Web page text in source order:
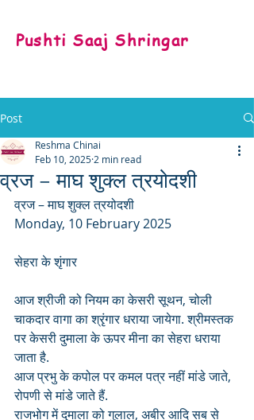
Pushti Saaj Shringar
Post
व्रज – माघ शुक्ल त्रयोदशी
Reshma Chinai
Feb 10, 2025 2 min read
व्रज – माघ शुक्ल त्रयोदशी
Monday, 10 February 2025
सेहरा के शृंगार
आज श्रीजी को नियम का केसरी सूथन, चोली
चाकदार वागा का श्रृंगार धराया जायेगा. श्रीमस्तक
पर केसरी दुमाला के ऊपर मीना का सेहरा धराया
जाता है.
आज प्रभु के कपोल पर कमल पत्र नहीं मांडे जाते,
रोपणी से मांडे जाते हैं.
राजभोग में दुमाला को गुलाल, अबीर आदि सब से